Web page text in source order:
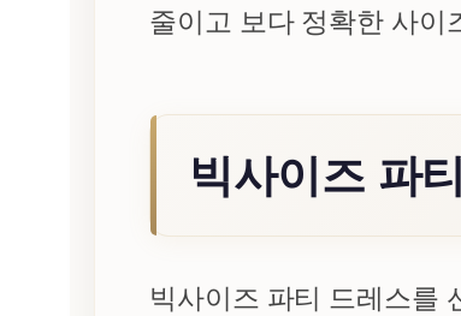
줄이고 보다 정확한 사이
빅사이즈 파
빅사이즈 파티 드레스를